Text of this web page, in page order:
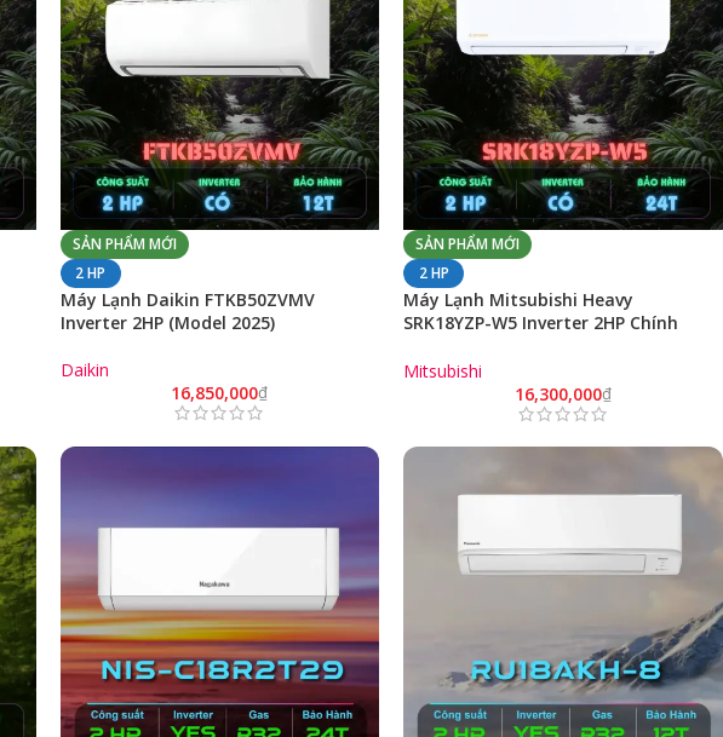
SẢN PHẨM MỚI
2 HP
Máy Lạnh Daikin FTKB50ZVMV
Inverter 2HP (Model 2025)
Daikin
16,850,000₫
SẢN PHẨM MỚI
2 HP
Máy Lạnh Mitsubishi Heavy
SRK18YZP-W5 Inverter 2HP Chính
Mitsubishi
16,300,000₫